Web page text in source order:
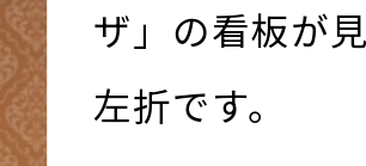
ザ」の看板が
左折です。